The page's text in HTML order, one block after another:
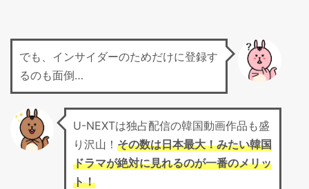
でも、インサイダーのためだけに登録す
るのも面倒…
U-NEXTは独占配信の韓国動画作品も盛
り沢山！ その数は日本最大！みたい韓国
ドラマが絶対に見れるのが一番のメリッ
ト！